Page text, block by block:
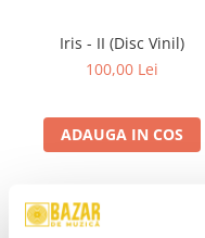
Iris - II (Disc Vinil)
100,00 Lei
ADAUGA IN COS
Unknown Artist - Povești ,
(Casetă Audio)